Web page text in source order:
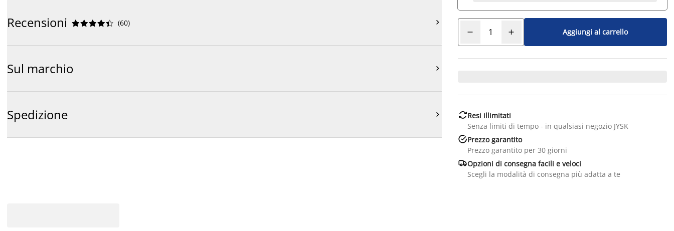
Recensioni 




 (60) 
Sul marchio 
Spedizione 
Aggiungi al carrello
Resi illimitati
Senza limiti di tempo - in qualsiasi negozio JYSK
Prezzo garantito
Prezzo garantito per 30 giorni
Opzioni di consegna facili e veloci
Scegli la modalità di consegna più adatta a te